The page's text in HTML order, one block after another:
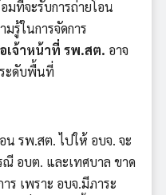
ที่จะรับการถ่ายโอน
รู้ในการจัดการ
เจ้าหน้าที่ รพ.สต. อาจ
ะดับพื้นที่
รพ.สต. ไปให้ อบจ. จะ
อบต. และเทศบาล ขาด
ร เพราะ อบจ.มีภาระ